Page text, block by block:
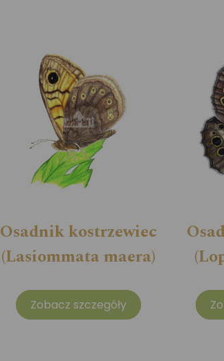
Osadnik kostrzewiec
(Lasiommata maera)
Zobacz szczegóły